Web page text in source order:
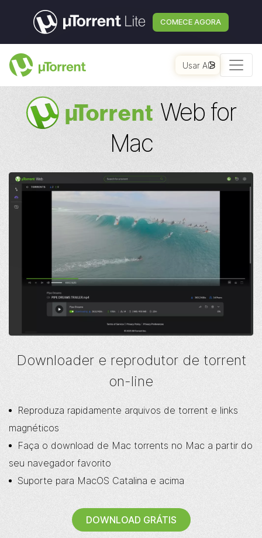
COMECE AGORA
Usar AI
µTorrent Web for
Mac
Downloader e reprodutor de torrent
on-line
Reproduza rapidamente arquivos de torrent e links
magnéticos
Faça o download de Mac torrents no Mac a partir do
seu navegador favorito
Suporte para MacOS Catalina e acima
DOWNLOAD GRÁTIS